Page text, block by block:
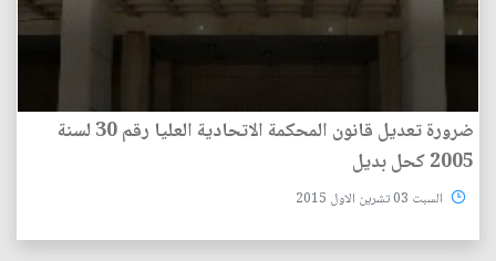
ضرورة تعديل قانون المحكمة الاتحادية العليا رقم 30 لسنة
2005 كحل بديل
السبت 03 تشرين الاول 2015